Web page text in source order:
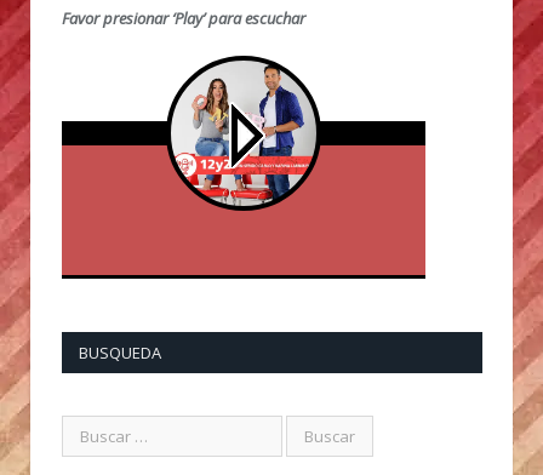
Favor presionar ‘Play’ para escuchar
BUSQUEDA